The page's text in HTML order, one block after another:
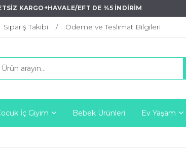
KARGO+HAVALE/EFT DE %5 İNDİRİM
Sipariş Takibi Ödeme ve Teslimat Bilgileri
İç Giyim Bebek Ürünleri Ev Yaşam